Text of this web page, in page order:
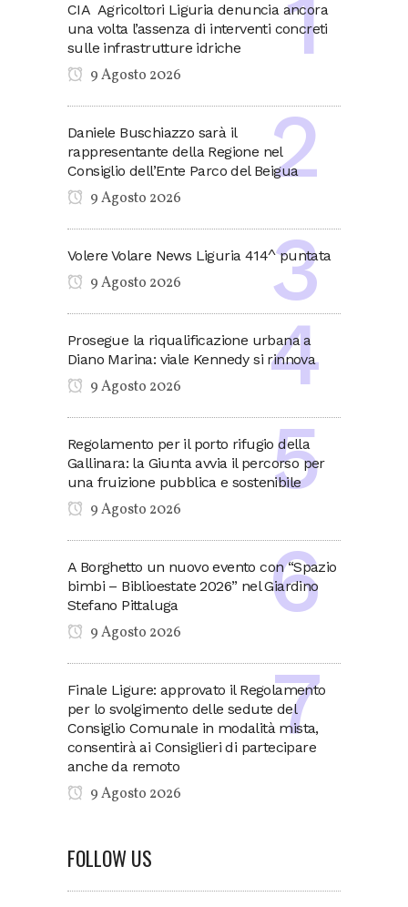
CIA Agricoltori Liguria denuncia ancora
una volta l’assenza di interventi concreti
sulle infrastrutture idriche
9 Agosto 2026
Daniele Buschiazzo sarà il
rappresentante della Regione nel
Consiglio dell’Ente Parco del Beigua
9 Agosto 2026
Volere Volare News Liguria 414^ puntata
9 Agosto 2026
Prosegue la riqualificazione urbana a
Diano Marina: viale Kennedy si rinnova
9 Agosto 2026
Regolamento per il porto rifugio della
Gallinara: la Giunta avvia il percorso per
una fruizione pubblica e sostenibile
9 Agosto 2026
A Borghetto un nuovo evento con “Spazio
bimbi – Biblioestate 2026” nel Giardino
Stefano Pittaluga
9 Agosto 2026
Finale Ligure: approvato il Regolamento
per lo svolgimento delle sedute del
Consiglio Comunale in modalità mista,
consentirà ai Consiglieri di partecipare
anche da remoto
9 Agosto 2026
FOLLOW US